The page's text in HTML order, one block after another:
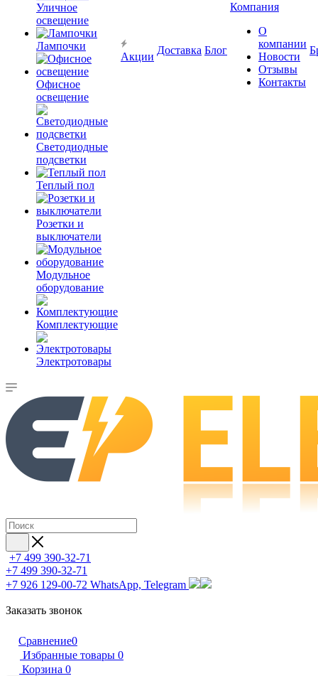
Уличное
освещение
Лампочки
Офисное
освещение
Светодиодные
подсветки
Теплый пол
Розетки и
выключатели
Модульное
оборудование
Комплектующие
Электротовары
Акции
Доставка Блог
Компания
О
компании
Новости
Отзывы
Контакты
+7 499 390-32-71
+7 499 390-32-71
+7 926 129-00-72 WhatsApp, Telegram
Заказать звонок
Сравнение0
Избранные товары 0
Корзина 0